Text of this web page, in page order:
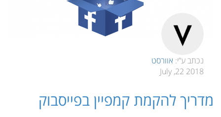
נכתב ע”י: אוורסט
2018 22, July
מדריך להקמת קמפיין בפייסבוק